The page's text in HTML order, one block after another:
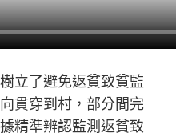
立了避免返貧致貧監
貫穿到村，部分間完
精準辨認監測返貧致